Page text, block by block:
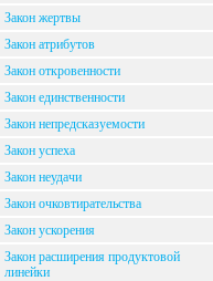
Закон жертвы
Закон атрибутов
Закон откровенности
Закон единственности
Закон непредсказуемости
Закон успеха
Закон неудачи
Закон очковтирательства
Закон ускорения
Закон расширения продуктовой
линейки